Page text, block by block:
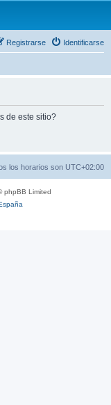
Identificarse
Registrarse
de este sitio?
los horarios son UTC+02:00
phpBB Limited